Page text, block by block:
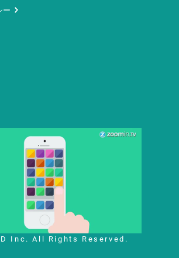
ー
Inc. All Rights Reserved.